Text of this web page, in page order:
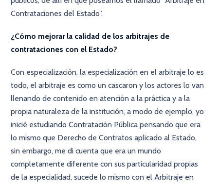
Contrataciones del Estado”.
¿Cómo mejorar la calidad de los arbitrajes de
contrataciones con el Estado?
Con especialización, la especialización en el arbitraje lo es
todo, el arbitraje es como un cascaron y los actores lo van
llenando de contenido en atención a la práctica y a la
propia naturaleza de la institución, a modo de ejemplo, yo
inicié estudiando Contratación Pública pensando que era
lo mismo que Derecho de Contratos aplicado al Estado,
sin embargo, me di cuenta que era un mundo
completamente diferente con sus particularidad propias
de la especialidad, sucede lo mismo con el Arbitraje en